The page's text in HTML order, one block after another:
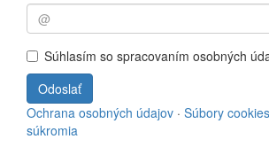
Súhlasím so spracovaním osobných
Odoslať
Ochrana osobných údajov · Súbory cookies
súkromia